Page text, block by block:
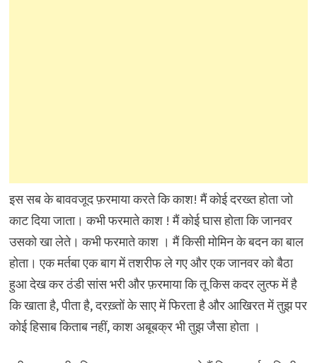
इस सब के बाववजूद फ़रमाया करते कि काश! मैं कोई दरख्त होता जो
काट दिया जाता। कभी फरमाते काश ! मैं कोई घास होता कि जानवर
उसको खा लेते। कभी फरमाते काश । मैं किसी मोमिन के बदन का बाल
होता। एक मर्तबा एक बाग में तशरीफ ले गए और एक जानवर को बैठा
हुआ देख कर ठंडी सांस भरी और फ़रमाया कि तू किस कदर लुत्फ में है
कि खाता है, पीता है, दरख़्तों के साए में फिरता है और आखिरत में तुझ पर
कोई हिसाब किताब नहीं, काश अबूबक्र भी तुझ जैसा होता ।